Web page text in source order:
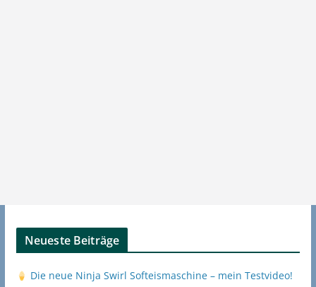
Neueste Beiträge
Die neue Ninja Swirl Softeismaschine – mein Testvideo!